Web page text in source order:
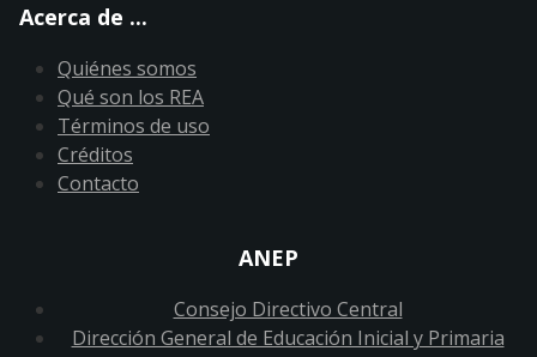
Acerca de ...
Quiénes somos
Qué son los REA
Términos de uso
Créditos
Contacto
ANEP
Consejo Directivo Central
Dirección General de Educación Inicial y Primaria